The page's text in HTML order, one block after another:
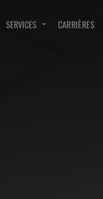
SERVICES CARRIÈRES